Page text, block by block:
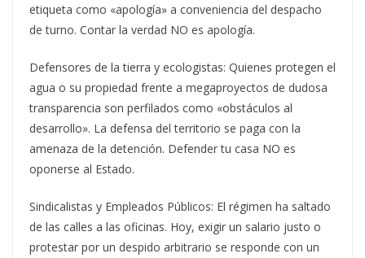
etiqueta como «apología» a conveniencia del despacho
de turno. Contar la verdad NO es apología.
Defensores de la tierra y ecologistas: Quienes protegen el
agua o su propiedad frente a megaproyectos de dudosa
transparencia son perfilados como «obstáculos al
desarrollo». La defensa del territorio se paga con la
amenaza de la detención. Defender tu casa NO es
oponerse al Estado.
Sindicalistas y Empleados Públicos: El régimen ha saltado
de las calles a las oficinas. Hoy, exigir un salario justo o
protestar por un despido arbitrario se responde con un